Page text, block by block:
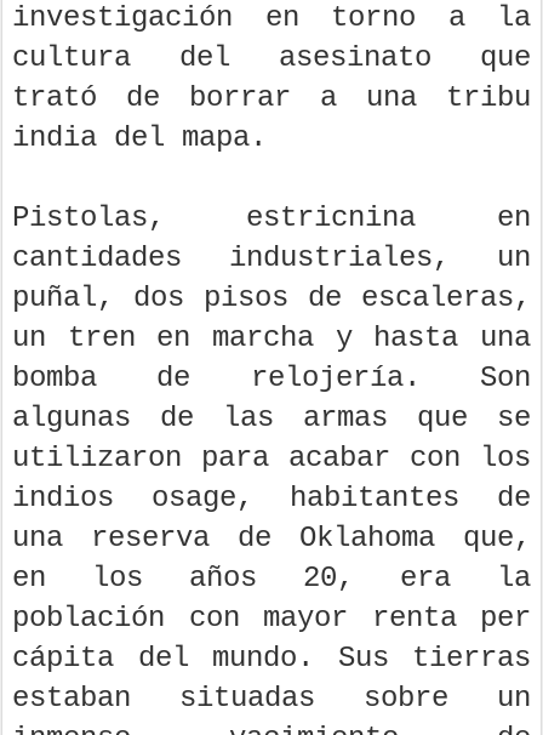
investigación en torno a la
cultura del asesinato que
trató de borrar a una tribu
india del mapa.
Pistolas, estricnina en
cantidades industriales, un
puñal, dos pisos de escaleras,
un tren en marcha y hasta una
bomba de relojería. Son
algunas de las armas que se
utilizaron para acabar con los
indios osage, habitantes de
una reserva de Oklahoma que,
en los años 20, era la
población con mayor renta per
cápita del mundo. Sus tierras
estaban situadas sobre un